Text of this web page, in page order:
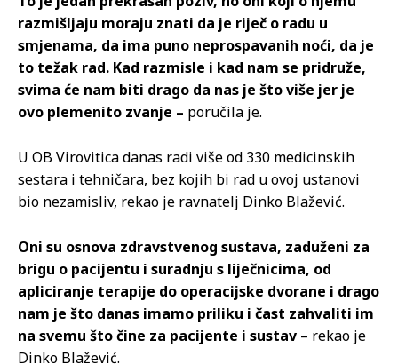
razmišljaju moraju znati da je riječ o radu u
smjenama, da ima puno neprospavanih noći, da je
to težak rad. Kad razmisle i kad nam se pridruže,
svima će nam biti drago da nas je što više jer je
ovo plemenito zvanje – poručila je.
U OB Virovitica danas radi više od 330 medicinskih
sestara i tehničara, bez kojih bi rad u ovoj ustanovi
bio nezamisliv, rekao je ravnatelj Dinko Blažević.
Oni su osnova zdravstvenog sustava, zaduženi za
brigu o pacijentu i suradnju s liječnicima, od
apliciranje terapije do operacijske dvorane i drago
nam je što danas imamo priliku i čast zahvaliti im
na svemu što čine za pacijente i sustav – rekao je
Dinko Blažević.